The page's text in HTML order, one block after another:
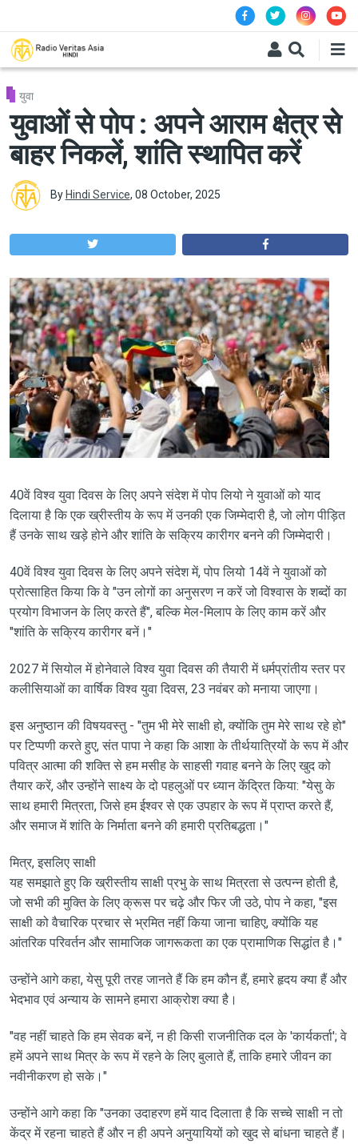
युवा
युवाओं से पोप : अपने आराम क्षेत्र से
बाहर निकलें, शांति स्थापित करें
By Hindi Service, 08 October, 2025
40वें विश्व युवा दिवस के लिए अपने संदेश में पोप लियो ने युवाओं को याद
दिलाया है कि एक ख्रीस्तीय के रूप में उनकी एक जिम्मेदारी है, जो लोग पीड़ित
हैं उनके साथ खड़े होने और शांति के सक्रिय कारीगर बनने की जिम्मेदारी।
40वें विश्व युवा दिवस के लिए अपने संदेश में, पोप लियो 14वें ने युवाओं को
प्रोत्साहित किया कि वे "उन लोगों का अनुसरण न करें जो विश्वास के शब्दों का
प्रयोग विभाजन के लिए करते हैं", बल्कि मेल-मिलाप के लिए काम करें और
"शांति के सक्रिय कारीगर बनें।"
2027 में सियोल में होनेवाले विश्व युवा दिवस की तैयारी में धर्मप्रांतीय स्तर पर
कलीसियाओं का वार्षिक विश्व युवा दिवस, 23 नवंबर को मनाया जाएगा।
इस अनुष्ठान की विषयवस्तु - "तुम भी मेरे साक्षी हो, क्योंकि तुम मेरे साथ रहे हो"
पर टिप्पणी करते हुए, संत पापा ने कहा कि आशा के तीर्थयात्रियों के रूप में और
पवित्र आत्मा की शक्ति से हम मसीह के साहसी गवाह बनने के लिए खुद को
तैयार करें, और उन्होंने साक्ष्य के दो पहलुओं पर ध्यान केंद्रित किया: "येसु के
साथ हमारी मित्रता, जिसे हम ईश्वर से एक उपहार के रूप में प्राप्त करते हैं,
और समाज में शांति के निर्माता बनने की हमारी प्रतिबद्धता।"
मित्र, इसलिए साक्षी
यह समझाते हुए कि ख्रीस्तीय साक्षी प्रभु के साथ मित्रता से उत्पन्न होती है,
जो सभी की मुक्ति के लिए क्रूस पर चढ़े और फिर जी उठे, पोप ने कहा, "इस
साक्षी को वैचारिक प्रचार से भ्रमित नहीं किया जाना चाहिए, क्योंकि यह
आंतरिक परिवर्तन और सामाजिक जागरूकता का एक प्रामाणिक सिद्धांत है।"
उन्होंने आगे कहा, येसु पूरी तरह जानते हैं कि हम कौन हैं, हमारे हृदय क्या हैं और
भेदभाव एवं अन्याय के सामने हमारा आक्रोश क्या है।
"वह नहीं चाहते कि हम सेवक बनें, न ही किसी राजनीतिक दल के 'कार्यकर्ता'; वे
हमें अपने साथ मित्र के रूप में रहने के लिए बुलाते हैं, ताकि हमारे जीवन का
नवीनीकरण हो सके।"
उन्होंने आगे कहा कि "उनका उदाहरण हमें याद दिलाता है कि सच्चे साक्षी न तो
केंद्र में रहना चाहते हैं और न ही अपने अनुयायियों को खुद से बांधना चाहते हैं।